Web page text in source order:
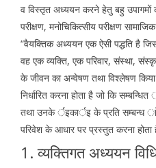
व विस्तृत अध्ययन करने हेतु बहु उपागमों
परीक्षण, मनोचिकित्सीय परीक्षण
“वैयक्तिक अध्ययन एक ऐसी पद्धति है
वह एक व्यक्ति, एक परिवार, संस्था,
के जीवन का अन्वेषण तथा विश्लेषण
निर्धारित करना होता है जो कि
तथा उनके र्इकार्इ के प्रति सम्बन्ध ाों
परिवेश के आधार पर प्रस्तुत करना होता
1. व्यक्तिगत अध्ययन